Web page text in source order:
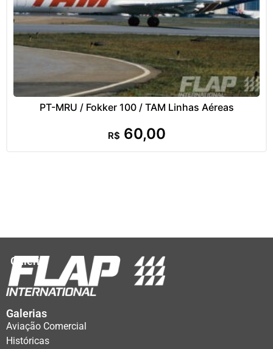
PT-MRU / Fokker 100 / TAM Linhas Aéreas
R$ 60,00
Galeria
Galerias
Aviação Comercial
Históricas